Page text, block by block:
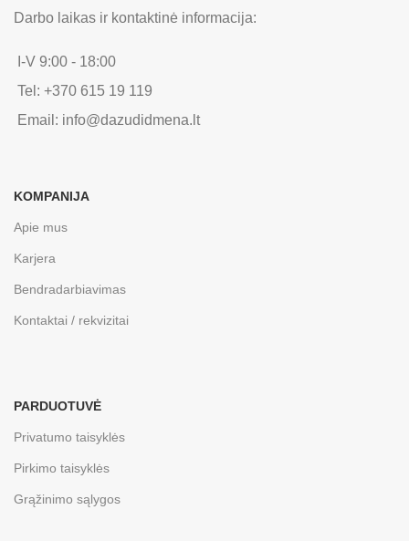
Darbo laikas ir kontaktinė informacija:
I-V 9:00 - 18:00
Tel: +370 615 19 119
Email: info@dazudidmena.lt
KOMPANIJA
Apie mus
Karjera
Bendradarbiavimas
Kontaktai / rekvizitai
PARDUOTUVĖ
Privatumo taisyklės
Pirkimo taisyklės
Grąžinimo sąlygos